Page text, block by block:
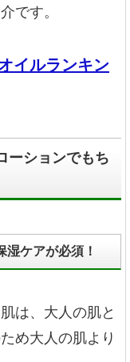
です。
イルランキン
ーションでもち
ケアが必須！
は、大人の肌と
め大人の肌より